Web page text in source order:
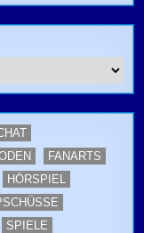
FANARTS
HÖRSPIEL
SPIELE